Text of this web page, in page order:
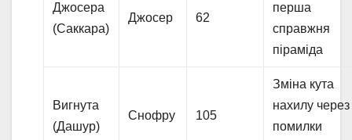
Джосера
(Саккара)
Джосер 62
перша
справжня
піраміда
Вигнута
(Дашур)
Снофру 105
Зміна кута
нахилу через
помилки